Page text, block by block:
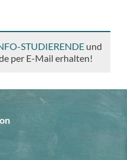
STUDIERENDE und
per E-Mail erhalten!